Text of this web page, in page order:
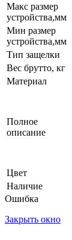
Макс размер
устройства,мм
Мин размер
устройства,мм
Тип защелки
Вес брутто, кг
Материал
Полное
описание
Цвет
Наличие
Ошибка
Закрыть окно